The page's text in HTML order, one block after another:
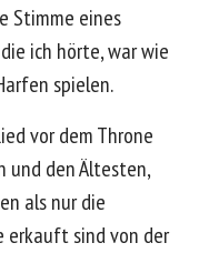
Stimme eines
ich hörte, war wie
spielen.
vor dem Throne
und den Ältesten,
als nur die
erkauft sind von der